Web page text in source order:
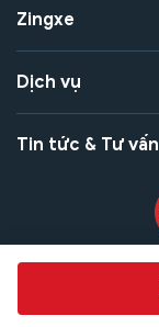
Zingxe
Dịch vụ
Tin tức & Tư vấn